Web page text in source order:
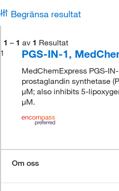
Begränsa resultat
1 – 1 av 1 Resultat
1
PGS-IN-1,
MedChemExpress PGS-
prostaglandin synthetase
μM; also inhibits 5-
μM.
Om oss